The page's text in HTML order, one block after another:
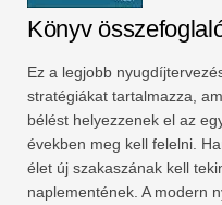
Könyv
Ez a legjobb
stratégiákat tartalmazza,
bélést helyezzenek el az
években meg kell felelni.
élet új szakaszának kell
naplementének. A modern